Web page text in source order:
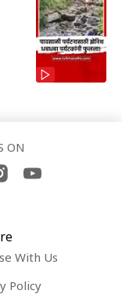
ON
With Us
Policy